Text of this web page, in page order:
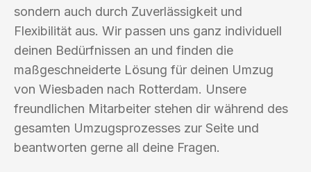
sondern auch durch Zuverlässigkeit und
Flexibilität aus. Wir passen uns ganz individuell
deinen Bedürfnissen an und finden die
maßgeschneiderte Lösung für deinen Umzug
von Wiesbaden nach Rotterdam. Unsere
freundlichen Mitarbeiter stehen dir während des
gesamten Umzugsprozesses zur Seite und
beantworten gerne all deine Fragen.